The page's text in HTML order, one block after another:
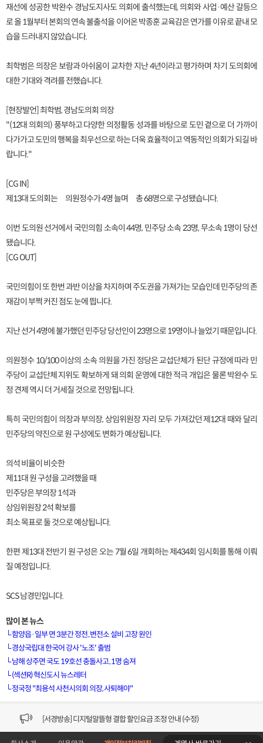
재선에 성공한 박완수 경남도지사도 의회에 출석했는데, 의회와 사업·예산 갈등으
로 올 1월부터 본회의 연속 불출석을 이어온 박종훈 교육감은 연가를 이유로 끝내 모
습을 드러내지 않았습니다.
최학범은 의장은 보람과 아쉬움이 교차한 지난 4년이라고 평가하며 차기 도의회에
대한 기대와 격려를 전했습니다.
[현장발언] 최학범, 경남도의회 의장
"(12대 의회의) 풍부하고 다양한 의정활동 성과를 바탕으로 도민 곁으로 더 가까이
다가가고 도민의 행복을 최우선으로 하는 더욱 효율적이고 역동적인 의회가 되길 바
랍니다."
[CG IN]
제13대 도의회는 의원정수가 4명 늘며 총 68명으로 구성됐습니다.
이번 도의원 선거에서 국민의힘 소속이 44명, 민주당 소속 23명, 무소속 1명이 당선
됐습니다.
[CG OUT]
국민의힘이 또 한번 과반 이상을 차지하며 주도권을 가져가는 모습인데 민주당의 존
재감이 부쩍 커진 점도 눈에 띕니다.
지난 선거 4명에 불가했던 민주당 당선인이 23명으로 19명이나 늘었기 때문입니다.
의원정수 10/100 이상의 소속 의원을 가진 정당은 교섭단체가 된단 규정에 따라 민
주당이 교섭단체 지위도 확보하게 돼 의회 운영에 대한 적극 개입은 물론 박완수 도
정 견제 역시 더 거세질 것으로 전망됩니다.
특히 국민의힘이 의장과 부의장, 상임위원장 자리 모두 가져갔던 제12대 때와 달리
민주당의 약진으로 원 구성에도 변화가 예상됩니다.
의석 비율이 비슷한
제11대 원 구성을 고려했을 때
민주당은 부의장 1석과
상임위원장 2석 확보를
최소 목표로 둘 것으로 예상됩니다.
한편 제13대 전반기 원 구성은 오는 7월 6일 개회하는 제434회 임시회를 통해 이뤄
질 예정입니다.
SCS 남경민입니다.
많이 본 뉴스
└함양읍·일부 면 3분간 정전..변전소 설비 고장 원인
└경상국립대 한국어 강사 '노조' 출범
└남해 상주면 국도 19호선 충돌사고..1명 숨져
└(섹션R) 혁신도시 뉴스레터
└정국정 "최용석 사천시의회 의장, 사퇴해야"
[서경방송] 일부 채널편성 변경 안내의 건 (7/22)
[서경방송] 디지털알뜰형 결합 할인요금 조정 안내 (수정)